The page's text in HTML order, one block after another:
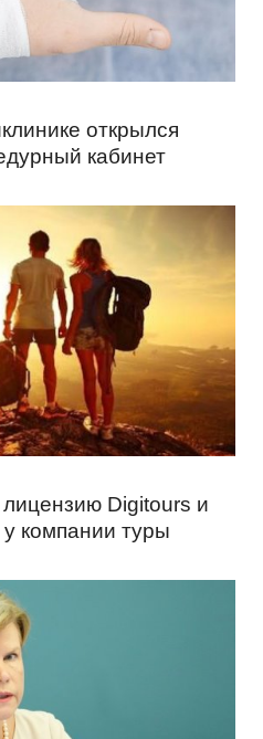
открылся
кабинет
Digitours и
у компании туры